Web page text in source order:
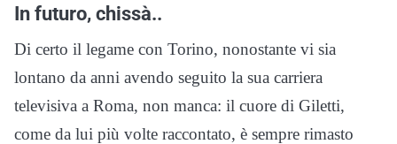
In futuro, chissà..
Di certo il legame con Torino, nonostante vi sia
lontano da anni avendo seguito la sua carriera
televisiva a Roma, non manca: il cuore di Giletti,
come da lui più volte raccontato, è sempre rimasto